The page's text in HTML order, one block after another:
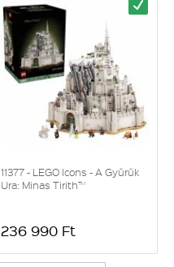
11377 - LEGO Icons - A Gyűrűk
Ura: Minas Tirith™
236 990 Ft